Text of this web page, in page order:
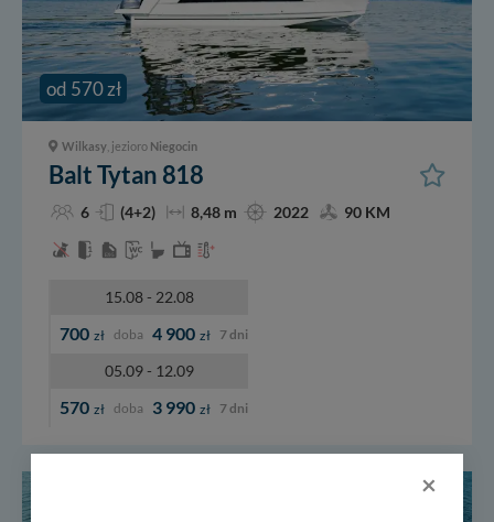
od 570 zł
Wilkasy , jezioro Niegocin
Balt Tytan 818
6 (4+2) 8,48 m 2022 90 KM
15.08 - 22.08
700 zł doba 4 900 zł 7 dni
05.09 - 12.09
570 zł doba 3 990 zł 7 dni
×